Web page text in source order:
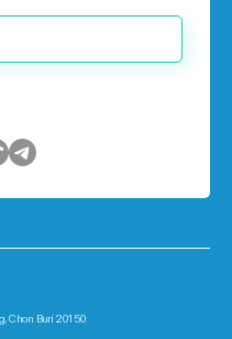
Chon Buri 20150